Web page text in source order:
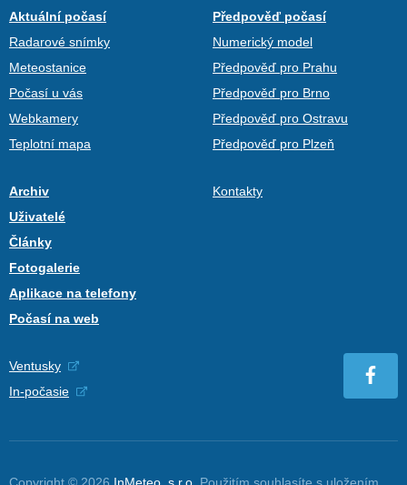
Aktuální počasí
Radarové snímky
Meteostanice
Počasí u vás
Webkamery
Teplotní mapa
Předpověď počasí
Numerický model
Předpověď pro Prahu
Předpověď pro Brno
Předpověď pro Ostravu
Předpověď pro Plzeň
Archiv
Uživatelé
Články
Fotogalerie
Aplikace na telefony
Počasí na web
Kontakty
Ventusky
In-počasie
Copyright © 2026 InMeteo, s.r.o. Použitím souhlasíte s uložením